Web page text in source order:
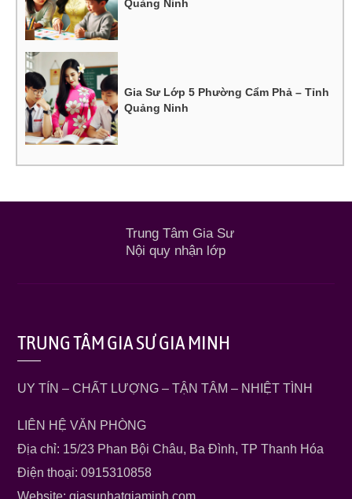
Quảng Ninh
Gia Sư Lớp 5 Phường Cẩm Phả – Tỉnh
Quảng Ninh
Trung Tâm Gia Sư
Nội quy nhận lớp
TRUNG TÂM GIA SƯ GIA MINH
UY TÍN – CHẤT LƯỢNG – TẬN TÂM – NHIỆT TÌNH
LIÊN HỆ VĂN PHÒNG
Địa chỉ: 15/23 Phan Bội Châu, Ba Đình, TP Thanh Hóa
Điện thoại: 0915310858
Website: giasunhatgiaminh.com